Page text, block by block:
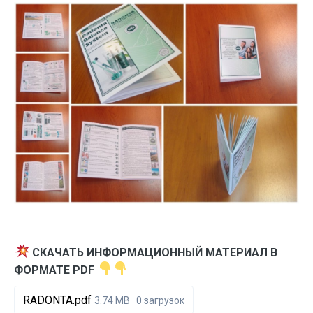
СКАЧАТЬ ИНФОРМАЦИОННЫЙ МАТЕРИАЛ В
ФОРМАТЕ PDF
RADONTA.pdf 3.74 MB · 0 загрузок